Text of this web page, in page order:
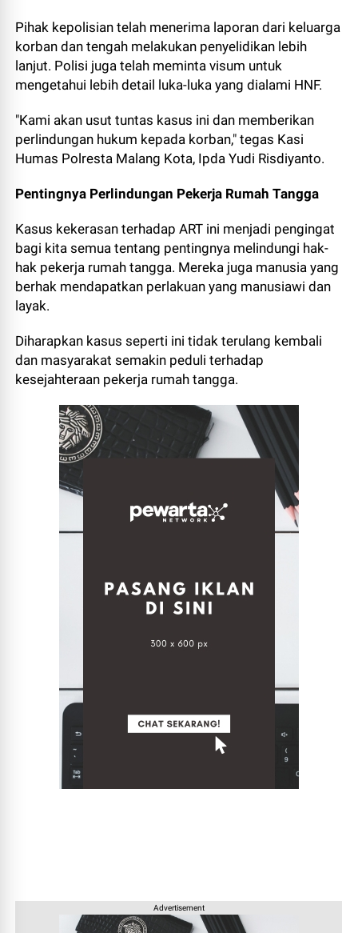
Pihak kepolisian telah menerima laporan dari keluarga
korban dan tengah melakukan penyelidikan lebih
lanjut. Polisi juga telah meminta visum untuk
mengetahui lebih detail luka-luka yang dialami HNF.
"Kami akan usut tuntas kasus ini dan memberikan
perlindungan hukum kepada korban," tegas Kasi
Humas Polresta Malang Kota, Ipda Yudi Risdiyanto.
Pentingnya Perlindungan Pekerja Rumah Tangga
Kasus kekerasan terhadap ART ini menjadi pengingat
bagi kita semua tentang pentingnya melindungi hak-
hak pekerja rumah tangga. Mereka juga manusia yang
berhak mendapatkan perlakuan yang manusiawi dan
layak.
Diharapkan kasus seperti ini tidak terulang kembali
dan masyarakat semakin peduli terhadap
kesejahteraan pekerja rumah tangga.
Advertisement